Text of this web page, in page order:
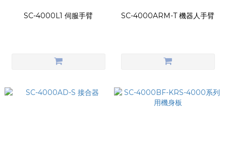
SC-4000L1 伺服手臂 SC-4000ARM-T 機器人手臂